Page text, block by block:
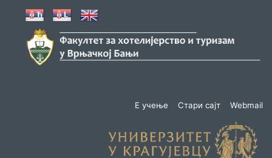
Е учење Стари сајт Webmail